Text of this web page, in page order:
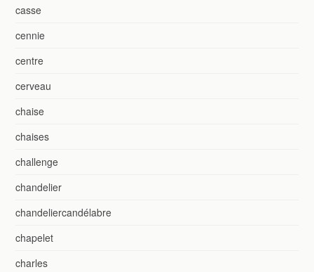
casse
cennie
centre
cerveau
chaise
chaises
challenge
chandelier
chandeliercandélabre
chapelet
charles